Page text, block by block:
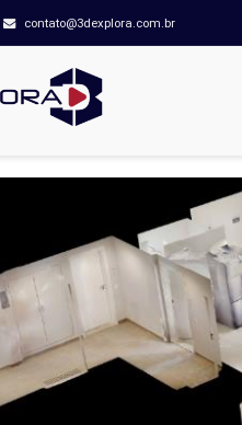
contato@3dexplora.com.br